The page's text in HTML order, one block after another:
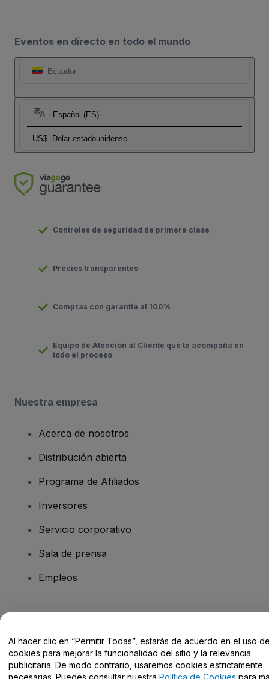
Eventos en directo en todo el mundo
Ecuador
Español (ES)
US$ Dolar estadounidense
Controles de seguridad de primera clase
Precios transparentes
Compras con garantía al 100%
Equipo de Atención al Cliente que te acompaña en
todo el proceso
Nuestra empresa
Acerca de nosotros
Distribución abierta
Programa de Afiliados
Inversores
Servicio corporativo
Sala de prensa
Empleos
Centro de Ayuda / Contacto
Al hacer clic en “Permitir Todas”, estarás de acuerdo en el uso
cookies para mejorar la funcionalidad del sitio y la relevancia
publicitaria. De modo contrario, usaremos cookies estrictamente
necesarias. Puedes consultar nuestra Política de Cookies para